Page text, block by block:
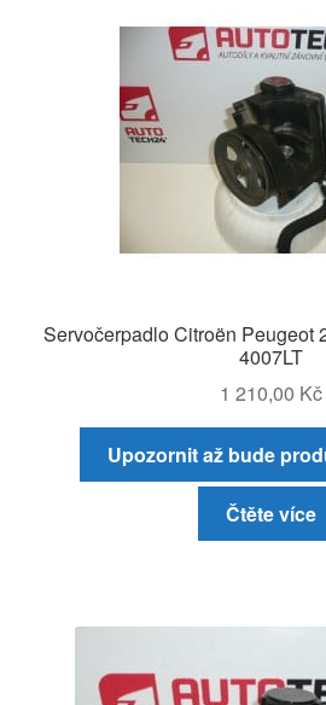
Servočerpadlo Citroën Peugeot
4007LT
1 210,00 Kč
Upozornit až bude
Čtěte více